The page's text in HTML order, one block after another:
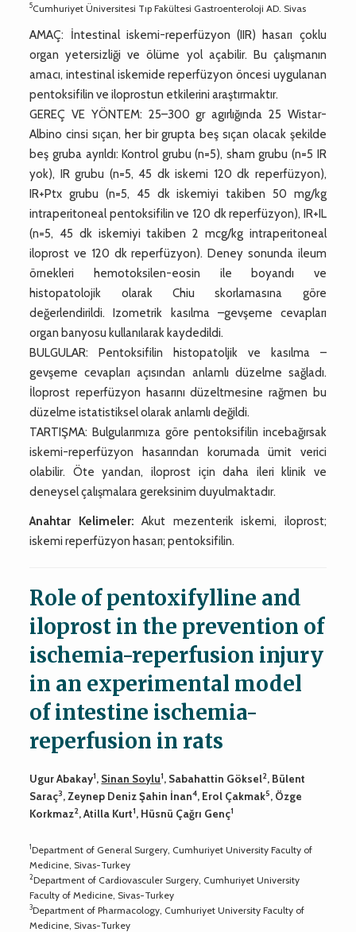
5Cumhuriyet Üniversitesi Tıp Fakültesi Gastroenteroloji AD. Sivas
AMAÇ: İntestinal iskemi-reperfüzyon (IIR) hasarı çoklu
organ yetersizliği ve ölüme yol açabilir. Bu çalışmanın
amacı, intestinal iskemide reperfüzyon öncesi uygulanan
pentoksifilin ve iloprostun etkilerini araştırmaktır.
GEREÇ VE YÖNTEM: 25–300 gr agırlığında 25 Wistar-
Albino cinsi sıçan, her bir grupta beş sıçan olacak şekilde
beş gruba ayrıldı: Kontrol grubu (n=5), sham grubu (n=5 IR
yok), IR grubu (n=5, 45 dk iskemi 120 dk reperfüzyon),
IR+Ptx grubu (n=5, 45 dk iskemiyi takiben 50 mg/kg
intraperitoneal pentoksifilin ve 120 dk reperfüzyon), IR+IL
(n=5, 45 dk iskemiyi takiben 2 mcg/kg intraperitoneal
iloprost ve 120 dk reperfüzyon). Deney sonunda ileum
örnekleri hemotoksilen-eosin ile boyandı ve
histopatolojik olarak Chiu skorlamasına göre
değerlendirildi. Izometrik kasılma –gevşeme cevapları
organ banyosu kullanılarak kaydedildi.
BULGULAR: Pentoksifilin histopatoljik ve kasılma –
gevşeme cevapları açısından anlamlı düzelme sağladı.
İloprost reperfüzyon hasarını düzeltmesine rağmen bu
düzelme istatistiksel olarak anlamlı değildi.
TARTIŞMA: Bulgularımıza göre pentoksifilin incebağırsak
iskemi-reperfüzyon hasarından korumada ümit verici
olabilir. Öte yandan, iloprost için daha ileri klinik ve
deneysel çalışmalara gereksinim duyulmaktadır.
Anahtar Kelimeler: Akut mezenterik iskemi, iloprost;
iskemi reperfüzyon hasarı; pentoksifilin.
Role of pentoxifylline and
iloprost in the prevention of
ischemia-reperfusion injury
in an experimental model
of intestine ischemia-
reperfusion in rats
Ugur Abakay1, Sinan Soylu1, Sabahattin Göksel2, Bülent
Saraç3, Zeynep Deniz Şahin İnan4, Erol Çakmak5, Özge
Korkmaz2, Atilla Kurt1, Hüsnü Çağrı Genç1
1Department of General Surgery, Cumhuriyet University Faculty of
Medicine, Sivas-Turkey
2Department of Cardiovasculer Surgery, Cumhuriyet University
Faculty of Medicine, Sivas-Turkey
3Department of Pharmacology, Cumhuriyet University Faculty of
Medicine, Sivas-Turkey